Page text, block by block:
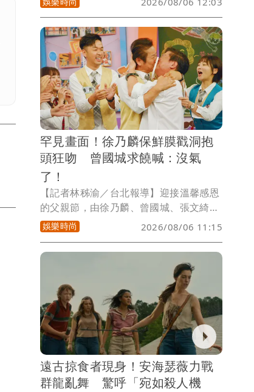
格獻唱經典歌曲〈春夏秋冬〉，感染力十
足的舞台魅力，讓現場宛如大型演唱會。
自《一級棒》開播以來，蔡小虎是目前上
節目擔任大來賓次數最多的歌手，這集製
作單位以「人生大四喜金曲頌」為主題，
帶領觀眾重溫一首首經典好歌。
罕見畫面！徐乃麟保鮮膜戳洞抱
頭狂吻 曾國城求饒喊：沒氣
了！
【記者林秭渝／台北報導】迎接溫馨感恩
的父親節，由徐乃麟、曾國城、張文綺、
徐凱希、籃籃、巫苡萱共同主持的華視招
牌綜藝節目《天才衝衝衝》，本週六（8
日）晚間10點推出父親節特別企劃，特別
邀請洪都拉斯、屈中恆、余祥銓、楊昇
達、八弟、黃尚禾、香蕉、范姜彥豐等8
位演藝圈資深與新手爸爸齊聚一堂。加上
主持人徐乃麟、曾國城，現場一次集結10
位演藝圈帥爸，一字排開堪稱「霸（爸）
氣十足」！眾爸爸們在節目中大展身手，
陪伴觀眾歡笑迎接父親節。
娛樂時尚 2026/08/06 11:15
遠古掠食者現身！安海瑟薇力戰
群龍亂舞 驚呼「宛如殺人機